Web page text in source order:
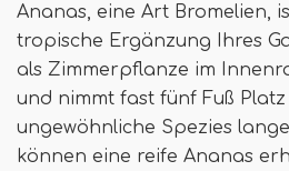
Ananas, eine Art Bromelien,
tropische Ergänzung Ihres
als Zimmerpflanze im
und nimmt fast fünf Fuß
ungewöhnliche Spezies
können eine reife Ananas